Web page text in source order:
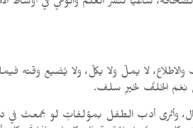
ساعيًا لنشر العلم والوعي في أوساط
لا يملّ ولا يكلّ، ولا يُضيع وقته
نِعْمَ الخلفُ لخيرِ سلف.
وأثرى أدب الطفل بمؤلفاتٍ لو جُمعتْ في